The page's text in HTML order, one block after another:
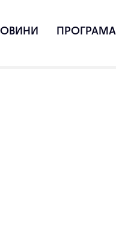
ПРОГРАМА